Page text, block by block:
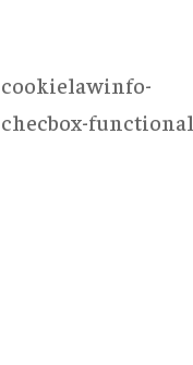
cookielawinfo-
checbox-functional